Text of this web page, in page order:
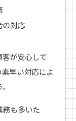
の対応
が安心して
早い対応によ
務も多いた